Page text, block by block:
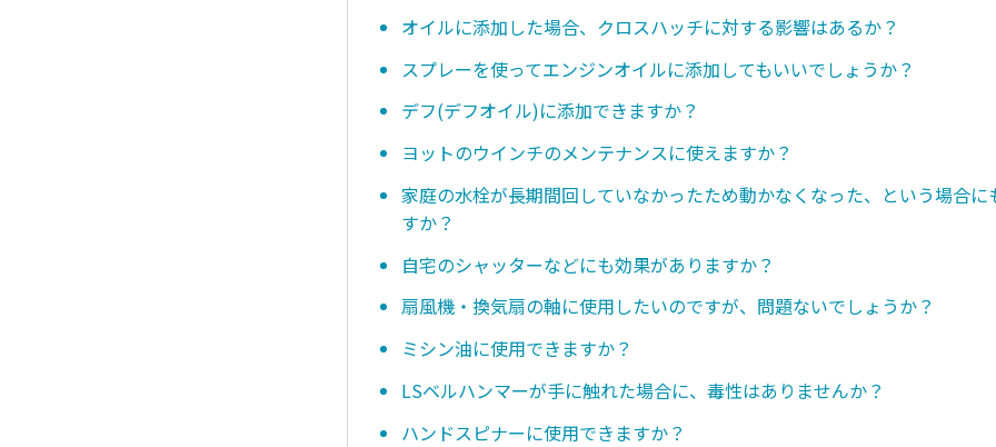
オイルに添加した場合、クロスハッチに対する影響はあるか？
スプレーを使ってエンジンオイルに添加してもいいでしょうか？
デフ(デフオイル)に添加できますか？
ヨットのウインチのメンテナンスに使えますか？
家庭の水栓が長期間回していなかったため動かなくなった、という場合に
すか？
自宅のシャッターなどにも効果がありますか？
扇風機・換気扇の軸に使用したいのですが、問題ないでしょうか？
ミシン油に使用できますか？
LSベルハンマーが手に触れた場合に、毒性はありませんか？
ハンドスピナーに使用できますか？